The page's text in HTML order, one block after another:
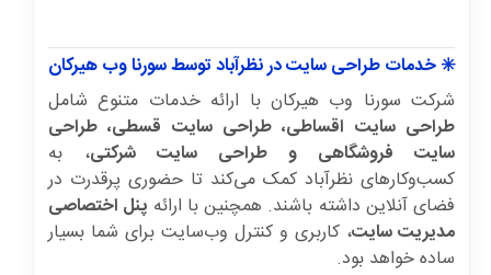
✳️ خدمات طراحی سایت در نظرآباد توسط سورنا وب هیرکان
شرکت سورنا وب هیرکان با ارائه خدمات متنوع شامل
طراحی سایت اقساطی، طراحی سایت قسطی، طراحی
سایت فروشگاهی و طراحی سایت شرکتی، به
کسب‌وکارهای نظرآباد کمک می‌کند تا حضوری پرقدرت در
فضای آنلاین داشته باشند. همچنین با ارائه پنل اختصاصی
مدیریت سایت، کاربری و کنترل وب‌سایت برای شما بسیار
ساده خواهد بود.